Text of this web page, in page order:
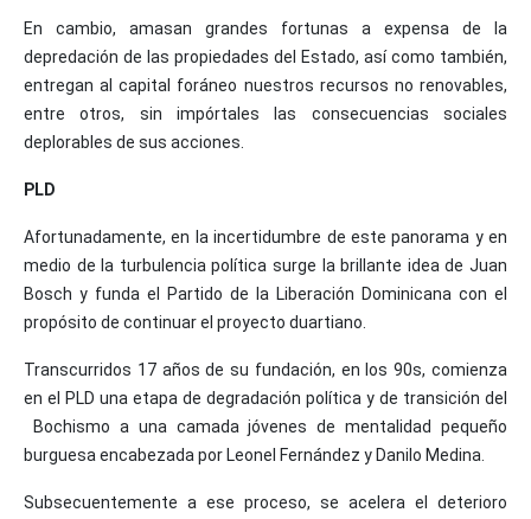
En cambio, amasan grandes fortunas a expensa de la
depredación de las propiedades del Estado, así como también,
entregan al capital foráneo nuestros recursos no renovables,
entre otros, sin impórtales las consecuencias sociales
deplorables de sus acciones.
PLD
Afortunadamente, en la incertidumbre de este panorama y en
medio de la turbulencia política surge la brillante idea de Juan
Bosch y funda el Partido de la Liberación Dominicana con el
propósito de continuar el proyecto duartiano.
Transcurridos 17 años de su fundación, en los 90s, comienza
en el PLD una etapa de degradación política y de transición del
Bochismo a una camada jóvenes de mentalidad pequeño
burguesa encabezada por Leonel Fernández y Danilo Medina.
Subsecuentemente a ese proceso, se acelera el deterioro